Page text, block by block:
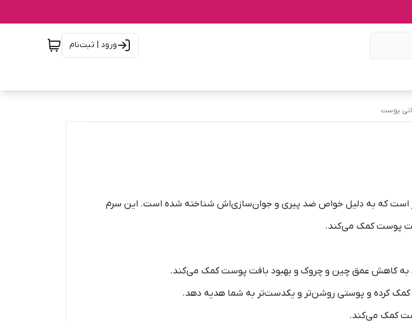
ورود | ثبت‌نام
پوست
است که به دلیل خواص ضد پیری و جوان‌سازی‌اش شناخته شده است. این سرم
به کاهش عمق چین و چروک و بهبود بافت پوست کمک می‌کند.
کرده و پوستی روشن‌تر و یکدست‌تر به شما هدیه دهد.
کمک می‌کند.